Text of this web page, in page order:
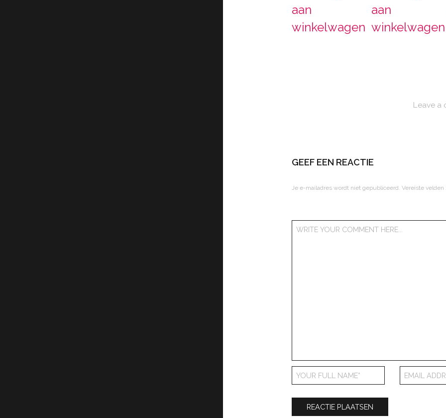
€11.56.
aan
winkelwagen
aan
winkelwagen
Leave a
GEEF EEN REACTIE
Je e-mailadres wordt niet gepubliceerd. Vereiste